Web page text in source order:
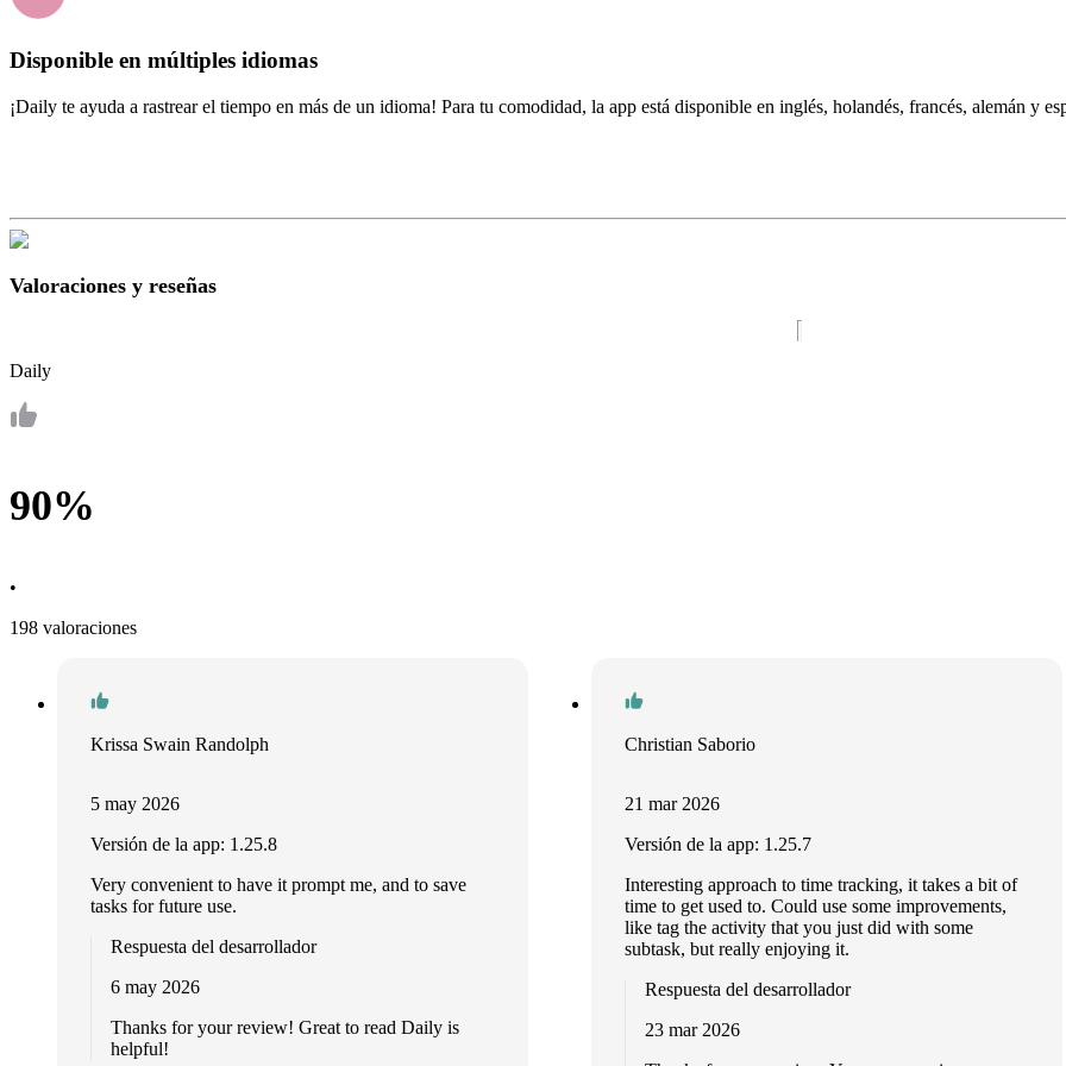
Disponible en múltiples idiomas
¡Daily te ayuda a rastrear el tiempo en más de un idioma! Para tu comodidad, la app está disponible en inglés, holandés, francés, alemán y
Valoraciones y reseñas
Daily
90%
•
198 valoraciones
Krissa Swain Randolph
5 may 2026
Versión de la app: 1.25.8
Very convenient to have it prompt me, and to save
tasks for future use.
Respuesta del desarrollador
6 may 2026
Thanks for your review! Great to read Daily is
helpful!
Christian Saborio
21 mar 2026
Versión de la app: 1.25.7
Interesting approach to time tracking, it takes a bit of
time to get used to. Could use some improvements,
like tag the activity that you just did with some
subtask, but really enjoying it.
Respuesta del desarrollador
23 mar 2026